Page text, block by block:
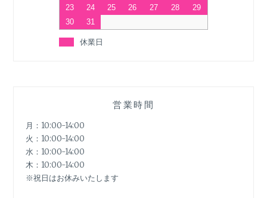
23
24 25 26 27 28
29
30
31
休業日
営業時間
月：10:00-14:00
火：10:00-14:00
水：10:00-14:00
木：10:00-14:00
※祝日はお休みいたします